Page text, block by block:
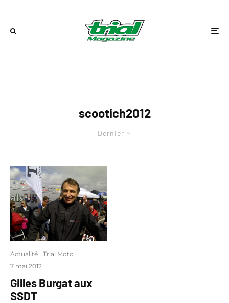
scootich2012
Dernier
Actualité Trial Moto ·
7 mai 2012
Gilles Burgat aux
SSDT